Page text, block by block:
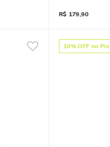
R$ 179,90
10% OFF no Pix